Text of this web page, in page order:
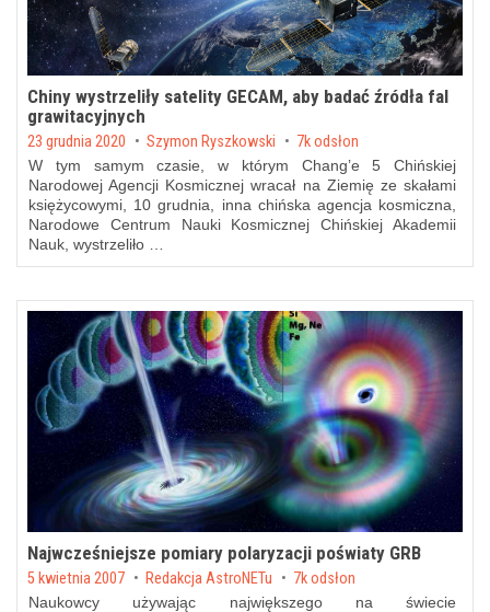
Chiny wystrzeliły satelity GECAM, aby badać źródła fal
grawitacyjnych
Posted on
23 grudnia 2020 bySzymon Ryszkowski 7k odsłon
W tym samym czasie, w którym Chang’e 5 Chińskiej
Narodowej Agencji Kosmicznej wracał na Ziemię ze skałami
księżycowymi, 10 grudnia, inna chińska agencja kosmiczna,
Narodowe Centrum Nauki Kosmicznej Chińskiej Akademii
Nauk, wystrzeliło …
Najwcześniejsze pomiary polaryzacji poświaty GRB
Posted on
5 kwietnia 2007 byRedakcja AstroNETu 7k odsłon
Naukowcy używając największego na świecie